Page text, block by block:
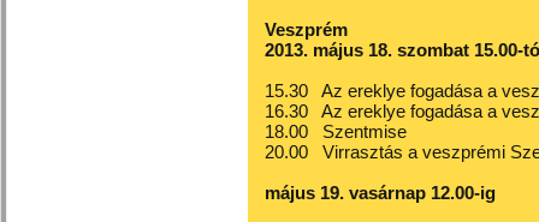
Veszprém
2013. május 18. szombat 15.00-
15.30 Az ereklye fogadása a
16.30 Az ereklye fogadása a
18.00 Szentmise
20.00 Virrasztás a veszprémi
május 19. vasárnap 12.00-ig